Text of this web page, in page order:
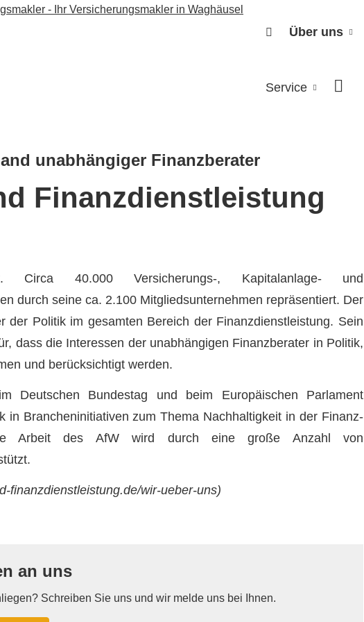
Über uns
Service
unabhängiger Finanzberater
Finanzdienstleistung
40.000 Versicherungs-, Kapitalanlage- und
durch seine ca. 2.100 Mitgliedsunternehmen repräsentiert. Der
der Politik im gesamten Bereich der Finanzdienstleistung. Sein
dass die Interessen der unabhängigen Finanzberater in Politik,
und berücksichtigt werden.
Deutschen Bundestag und beim Europäischen Parlament
in Brancheninitiativen zum Thema Nachhaltigkeit in der Finanz-
Arbeit des AfW wird durch eine große Anzahl von
finanzdienstleistung.de/wir-ueber-uns)
an uns
Schreiben Sie uns und wir melde uns bei Ihnen.